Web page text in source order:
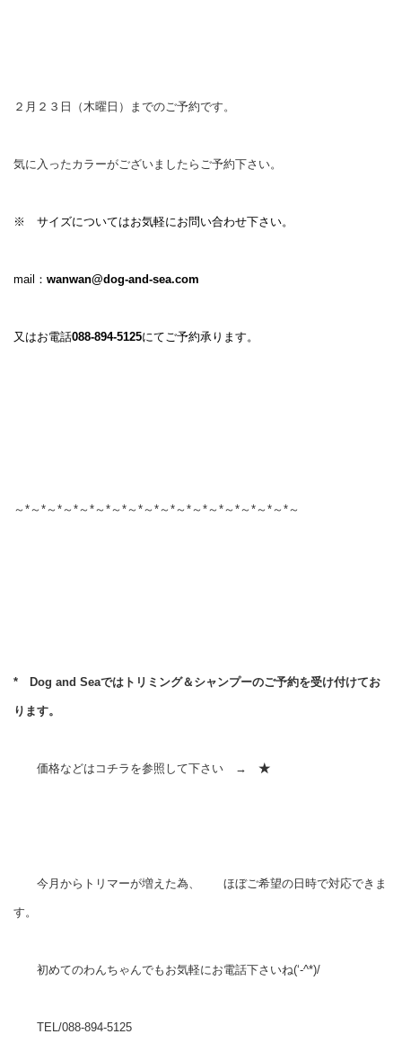
２月２３日（木曜日）までのご予約です。
気に入ったカラーがございましたらご予約下さい。
※ サイズについてはお気軽にお問い合わせ下さい。
mail： wanwan@dog-and-sea.com
又はお電話088-894-5125にてご予約承ります。
～*～*～*～*～*～*～*～*～*～*～*～*～*～*～*～*～*～
* Dog and Seaではトリミング＆シャンプーのご予約を受け付けてお
ります。
価格などはコチラを参照して下さい → ★
今月からトリマーが増えた為、 ほぼご希望の日時で対応できま
す。
初めてのわんちゃんでもお気軽にお電話下さいね(‘-^*)/
TEL/088-894-5125